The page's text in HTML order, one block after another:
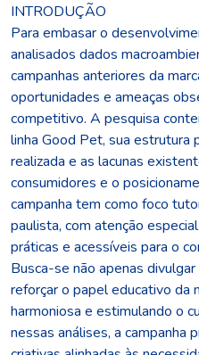
INTRODUÇÃO
Para embasar o
analisados dados
campanhas anteriores da
oportunidades e ameaças
competitivo. A pesquisa
linha Good Pet, sua estrutura
realizada e as lacunas
consumidores e o
campanha tem como foco
paulista, com atenção
práticas e acessíveis para o
Busca-se não apenas
reforçar o papel educativo da
harmoniosa e estimulando o
nessas análises, a campanha